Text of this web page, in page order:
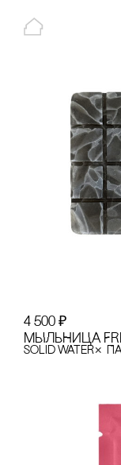
4 500 ₽
МЫЛЬНИЦА
Solid Water×